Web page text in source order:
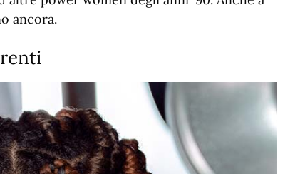
ancora.